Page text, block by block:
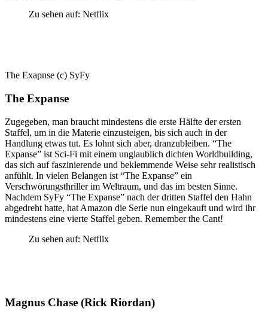
Zu sehen auf: Netflix
The Exapnse (c) SyFy
The Expanse
Zugegeben, man braucht mindestens die erste Hälfte der ersten
Staffel, um in die Materie einzusteigen, bis sich auch in der
Handlung etwas tut. Es lohnt sich aber, dranzubleiben. “The
Expanse” ist Sci-Fi mit einem unglaublich dichten Worldbuilding,
das sich auf faszinierende und beklemmende Weise sehr realistisch
anfühlt. In vielen Belangen ist “The Expanse” ein
Verschwörungsthriller im Weltraum, und das im besten Sinne.
Nachdem SyFy “The Expanse” nach der dritten Staffel den Hahn
abgedreht hatte, hat Amazon die Serie nun eingekauft und wird ihr
mindestens eine vierte Staffel geben. Remember the Cant!
Zu sehen auf: Netflix
Magnus Chase (Rick Riordan)